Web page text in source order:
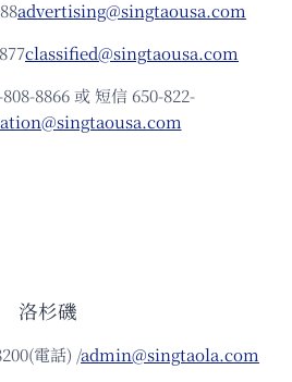
advertising@singtaousa.com
classified@singtaousa.com
808-8866 或 短信 650-822-
洛杉磯
電話) /admin@singtaola.com